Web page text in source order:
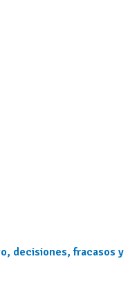
decisiones, fracasos y